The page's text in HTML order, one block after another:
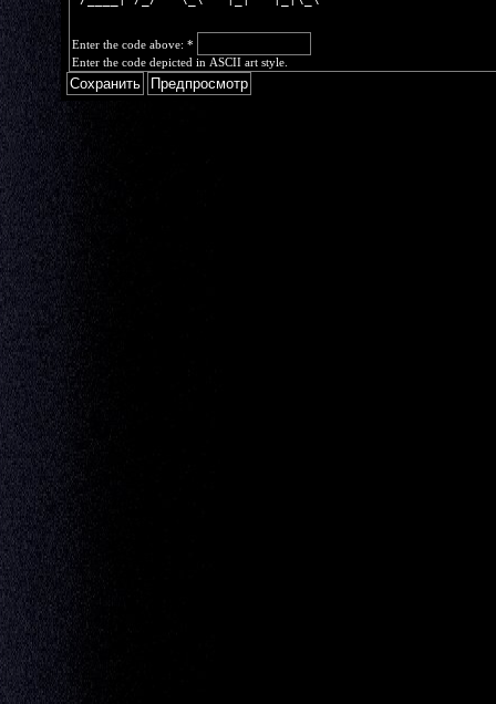
Enter the code above: *
Enter the code depicted in ASCII art style.